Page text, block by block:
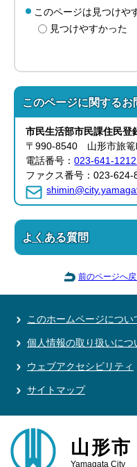
このページは見つけや
見つけやすかった
このページに関するお
市民生活部市民課住民登
〒990-8540 山形市旅篭
電話番号：023-641-1212
ファクス番号：023-624-
よくある質問
前のページへ
このホームページについ
個人情報の取り扱いにつ
ウェブアクセシビリティ
サイトマップ
山形市
Yamagata City